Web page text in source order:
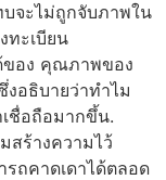
บจะไม่ถูกจับภาพใน
ทะเบียน
ของ คุณภาพของ
อธิบายว่าทำไม
ชื่อถือมากขึ้น.
สร้างความไว้
รถคาดเดาได้ตลอด